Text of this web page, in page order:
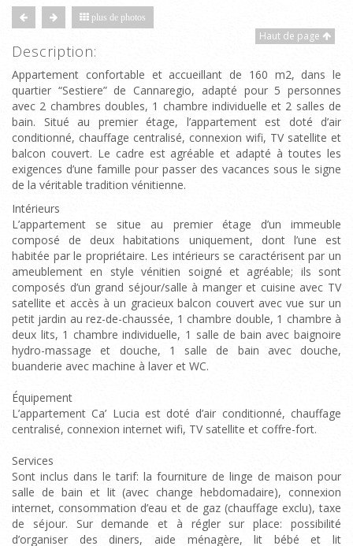
plus de photos
Haut de page
Description:
Appartement confortable et accueillant de 160 m2, dans le
quartier “Sestiere” de Cannaregio, adapté pour 5 personnes
avec 2 chambres doubles, 1 chambre individuelle et 2 salles de
bain. Situé au premier étage, l’appartement est doté d’air
conditionné, chauffage centralisé, connexion wifi, TV satellite et
balcon couvert. Le cadre est agréable et adapté à toutes les
exigences d’une famille pour passer des vacances sous le signe
de la véritable tradition vénitienne.
Intérieurs
L’appartement se situe au premier étage d’un immeuble
composé de deux habitations uniquement, dont l’une est
habitée par le propriétaire. Les intérieurs se caractérisent par un
ameublement en style vénitien soigné et agréable; ils sont
composés d’un grand séjour/salle à manger et cuisine avec TV
satellite et accès à un gracieux balcon couvert avec vue sur un
petit jardin au rez-de-chaussée, 1 chambre double, 1 chambre à
deux lits, 1 chambre individuelle, 1 salle de bain avec baignoire
hydro-massage et douche, 1 salle de bain avec douche,
buanderie avec machine à laver et WC.
Équipement
L’appartement Ca’ Lucia est doté d’air conditionné, chauffage
centralisé, connexion internet wifi, TV satellite et coffre-fort.
Services
Sont inclus dans le tarif: la fourniture de linge de maison pour
salle de bain et lit (avec change hebdomadaire), connexion
internet, consommation d’eau et de gaz (chauffage exclu), taxe
de séjour. Sur demande et à régler sur place: possibilité
d’organiser des diners, aide ménagère, lit bébé et lit